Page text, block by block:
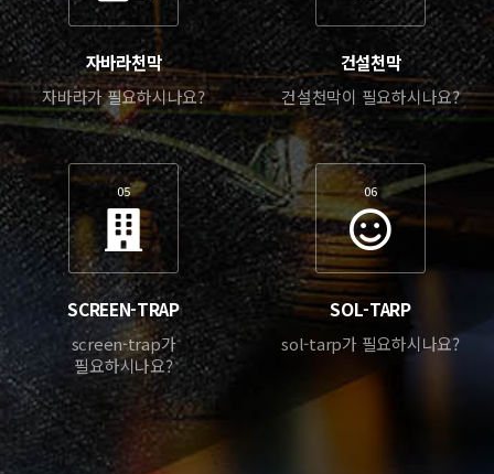
자바라천막
자바라가 필요하시나요?
건설천막
건설천막이 필요하시나요?
05
SCREEN-TRAP
screen-trap가
필요하시나요?
06
SOL-TARP
sol-tarp가 필요하시나요?